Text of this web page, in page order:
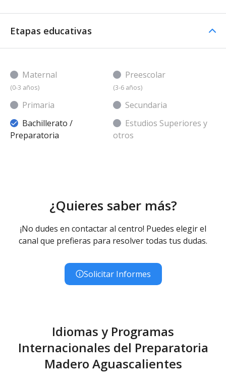
Etapas educativas
Maternal
(0-3 años)
Preescolar
(3-6 años)
Primaria
Secundaria
Bachillerato /
Preparatoria
Estudios Superiores y
otros
¿Quieres saber más?
¡No dudes en contactar al centro! Puedes elegir el
canal que prefieras para resolver todas tus dudas.
Solicitar Informes
Idiomas y Programas
Internacionales del Preparatoria
Madero Aguascalientes